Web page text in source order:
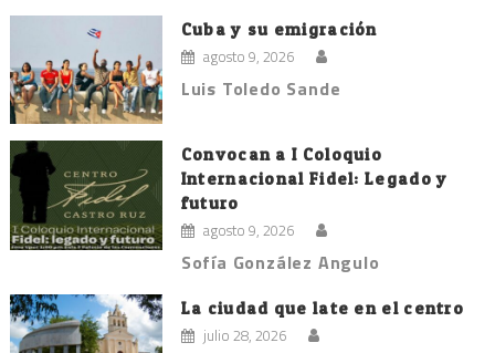
Cuba y su emigración
agosto 9, 2026
Luis Toledo Sande
Convocan a I Coloquio
Internacional Fidel: Legado y
futuro
agosto 9, 2026
Sofía González Angulo
La ciudad que late en el centro
julio 28, 2026